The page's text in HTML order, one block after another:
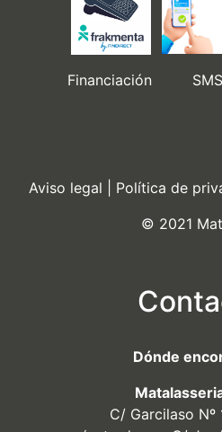
Financiación
Aviso legal Política de
© 2021
Dónde
C/ Garcilaso Nº